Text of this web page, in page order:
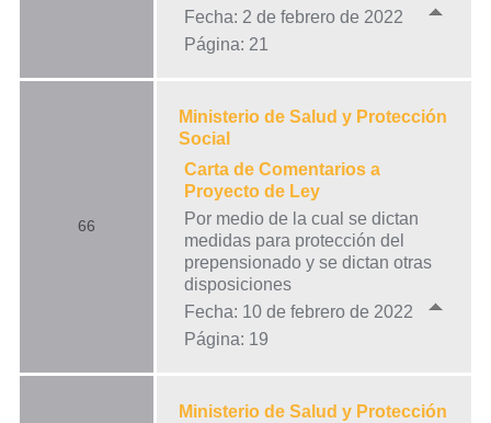
Fecha: 2 de febrero de 2022
Página: 21
66
Ministerio de Salud y Protección
Social
Carta de Comentarios a
Proyecto de Ley
Por medio de la cual se dictan
medidas para protección del
prepensionado y se dictan otras
disposiciones
Fecha: 10 de febrero de 2022
Página: 19
Ministerio de Salud y Protección